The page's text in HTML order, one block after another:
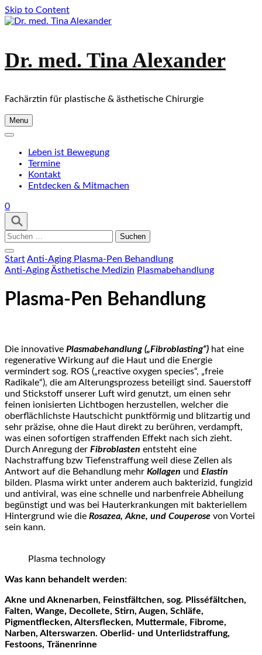
Skip to Content
Dr. med. Tina Alexander
Fachärztin für plastische & ästhetische Chirurgie
Menu
Leben ist Bewegung
Termine
Kontakt
Entdecken & Mitmachen
0
Suchen
StartAnti-Aging Plasma-Pen Behandlung
Anti-AgingÄsthetische Medizin Plasmabehandlung
Plasma-Pen Behandlung
Die innovative Plasmabehandlung („Fibroblasting“) hat eine
regenerative Wirkung auf die Haut und die Energie
vermindert sog. ROS („reactive oxygen species“, „freie
Radikale“), die am Alterungsprozess beteiligt sind. Sauerstoff
und Stickstoff unserer Luft wird genutzt, um einen sehr
feinen ionisierten Lichtbogen herzustellen, welcher die
oberflächlichste Hautschicht punktförmig und blitzartig und
sehr präzise, ohne die Haut direkt zu berühren, verdampft,
was einen sofortigen straffenden Effekt nach sich zieht.
Durch Anregung der Fibroblasten entsteht eine
Nachstraffung bzw Tiefenstraffung weil diese Zellen als
Antwort auf die Behandlung mehr Kollagen und Elastin
bilden. Plasma wirkt unter anderem auch bakterizid, fungizid
und antiviral, was eine schnelle und narbenfreie Abheilung
begünstigt und was bei Hauterkrankungen mit bakteriellem
Hintergrund wie die Rosazea, Akne, und Couperose von Vortei
sein kann.
Plasma technology
Was kann behandelt werden:
Akne und Aknenarben, Feinstfältchen, sog. Plisséfältchen,
Falten, Wange, Decollete, Stirn, Augen, Schläfe,
Pigmentflecken, Altersflecken, Muttermale, Fibrome,
Narben, Alterswarzen. Oberlid- und Unterlidstraffung,
Festoons, Tränenrinne